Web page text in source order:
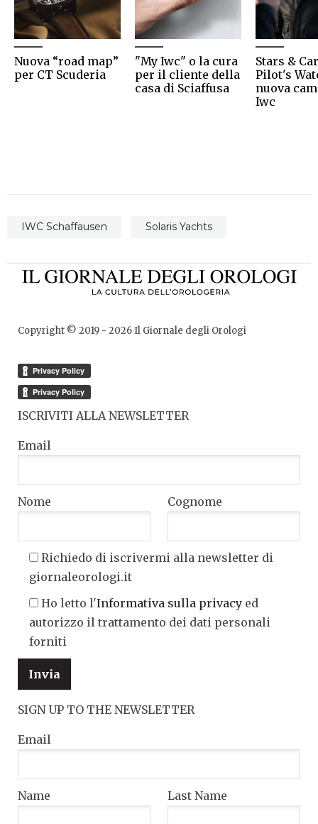
Nuova “road map”
per CT Scuderia
"My Iwc" o la cura
per il cliente della
casa di Sciaffusa
Stars &
Pilot's
nuova
Iwc
IWC Schaffausen Solaris Yachts
Copyright © 2019 - 2026Il Giornale degli Orologi
ISCRIVITI ALLA NEWSLETTER
Email
Nome Cognome
Richiedo di iscrivermi alla newsletter di
giornaleorologi.it
Ho letto l'Informativa sulla privacy ed
autorizzo il trattamento dei dati personali
forniti
SIGN UP TO THE NEWSLETTER
Email
Name Last Name